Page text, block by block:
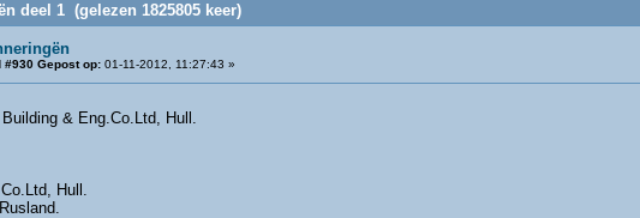
deel 1 (gelezen 1825805 keer)
#930 Gepost op:01-11-2012, 11:27:43 »
& Eng.Co.Ltd, Hull.
Hull.